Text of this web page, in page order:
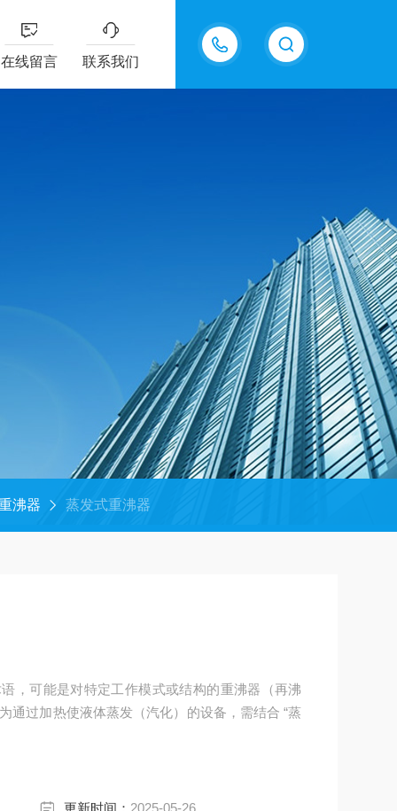
18605483306
在线留言 联系我们
沸器 蒸发式重沸器
，可能是对特定工作模式或结构的重沸器（再沸
通过加热使液体蒸发（汽化）的设备，需结合 “蒸
更新时间： 2025-05-26